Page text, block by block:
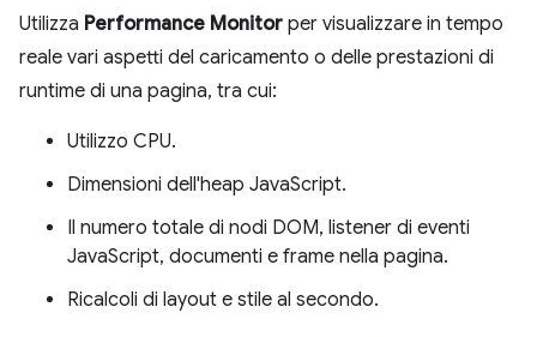
Utilizza Performance Monitor per visualizzare in tempo
reale vari aspetti del caricamento o delle prestazioni di
runtime di una pagina, tra cui:
Utilizzo CPU.
Dimensioni dell'heap JavaScript.
Il numero totale di nodi DOM, listener di eventi
JavaScript, documenti e frame nella pagina.
Ricalcoli di layout e stile al secondo.